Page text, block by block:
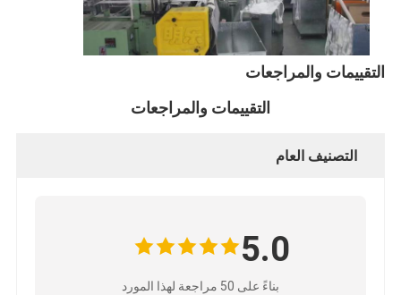
التقييمات والمراجعات
التقييمات والمراجعات
التصنيف العام
5.0
بناءً على 50 مراجعة لهذا المورد